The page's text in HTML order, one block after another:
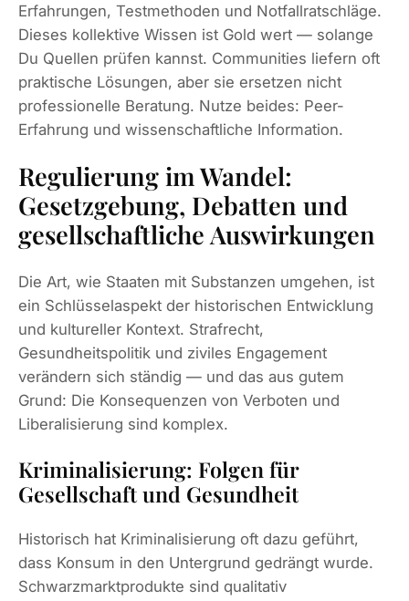
Erfahrungen, Testmethoden und Notfallratschläge.
Dieses kollektive Wissen ist Gold wert — solange
Du Quellen prüfen kannst. Communities liefern oft
praktische Lösungen, aber sie ersetzen nicht
professionelle Beratung. Nutze beides: Peer-
Erfahrung und wissenschaftliche Information.
Regulierung im Wandel:
Gesetzgebung, Debatten und
gesellschaftliche Auswirkungen
Die Art, wie Staaten mit Substanzen umgehen, ist
ein Schlüsselaspekt der historischen Entwicklung
und kultureller Kontext. Strafrecht,
Gesundheitspolitik und ziviles Engagement
verändern sich ständig — und das aus gutem
Grund: Die Konsequenzen von Verboten und
Liberalisierung sind komplex.
Kriminalisierung: Folgen für
Gesellschaft und Gesundheit
Historisch hat Kriminalisierung oft dazu geführt,
dass Konsum in den Untergrund gedrängt wurde.
Schwarzmarktprodukte sind qualitativ